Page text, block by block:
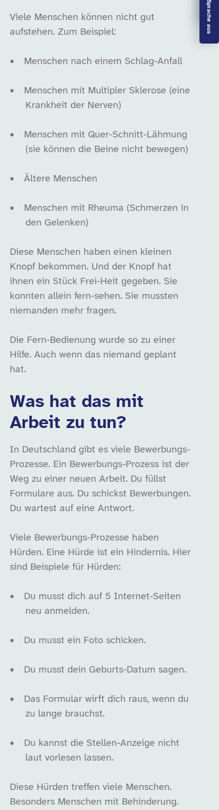
Viele Menschen können nicht gut
aufstehen. Zum Beispiel:
• Menschen nach einem Schlag-Anfall
•
Menschen mit Multipler Sklerose (eine
Krankheit der Nerven)
•
Menschen mit Quer-Schnitt-Lähmung
(sie können die Beine nicht bewegen)
• Ältere Menschen
•
Menschen mit Rheuma (Schmerzen in
den Gelenken)
Diese Menschen haben einen kleinen
Knopf bekommen. Und der Knopf hat
ihnen ein Stück Frei-Heit gegeben. Sie
konnten allein fern-sehen. Sie mussten
niemanden mehr fragen.
Die Fern-Bedienung wurde so zu einer
Hilfe. Auch wenn das niemand geplant
hat.
Was hat das mit
Arbeit zu tun?
In Deutschland gibt es viele Bewerbungs-
Prozesse. Ein Bewerbungs-Prozess ist der
Weg zu einer neuen Arbeit. Du füllst
Formulare aus. Du schickst Bewerbungen.
Du wartest auf eine Antwort.
Viele Bewerbungs-Prozesse haben
Hürden. Eine Hürde ist ein Hindernis. Hier
sind Beispiele für Hürden:
•
Du musst dich auf 5 Internet-Seiten
neu anmelden.
• Du musst ein Foto schicken.
• Du musst dein Geburts-Datum sagen.
•
Das Formular wirft dich raus, wenn du
zu lange brauchst.
•
Du kannst die Stellen-Anzeige nicht
laut vorlesen lassen.
Diese Hürden treffen viele Menschen.
Besonders Menschen mit Behinderung.